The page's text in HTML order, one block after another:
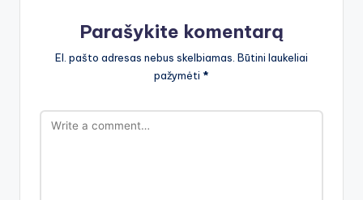
Parašykite komentarą
El. pašto adresas nebus skelbiamas. Būtini laukeliai
pažymėti *